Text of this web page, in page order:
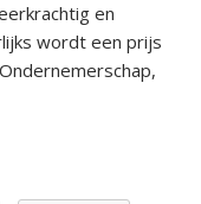
en
wordt een prijs